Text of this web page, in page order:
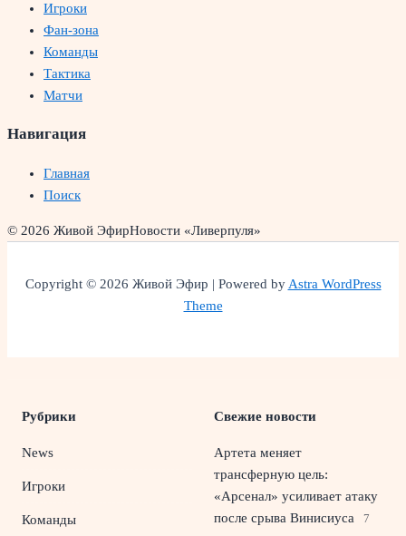
Игроки
Фан-зона
Команды
Тактика
Матчи
Навигация
Главная
Поиск
© 2026 Живой ЭфирНовости «Ливерпуля»
Copyright © 2026 Живой Эфир | Powered byAstra WordPress
Theme
Рубрики
News
Игроки
Команды
Свежие новости
Артета меняет
трансферную цель:
«Арсенал» усиливает атаку
после срыва Винисиуса
7